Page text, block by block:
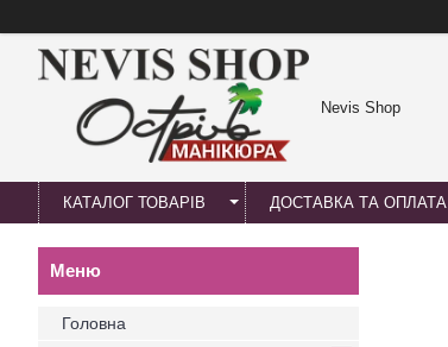
Nevis Shop
КАТАЛОГ ТОВАРІВ ДОСТАВКА ТА ОПЛАТА
Головна